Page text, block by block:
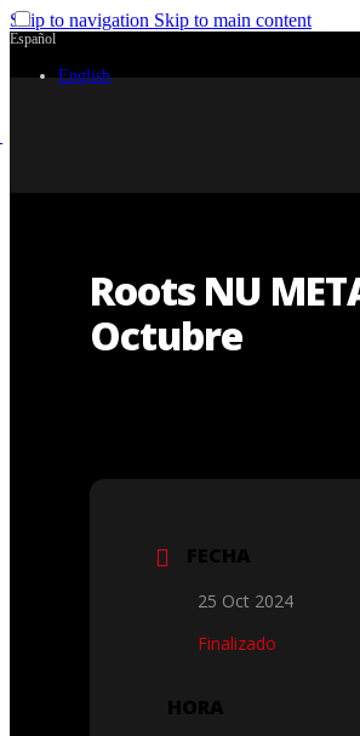
Skip to navigation Skip to main content
Español
English
Roots NU
Octubre
FECHA
25 Oct 2024
Finalizado
HORA